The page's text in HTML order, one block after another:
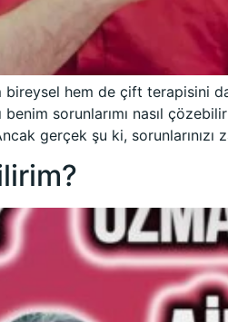
hem de çift terapisini
sorunlarımı nasıl
gerçek şu ki,